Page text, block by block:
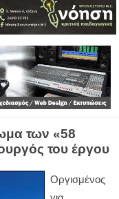
των «58
του έργου
Οργισμένος